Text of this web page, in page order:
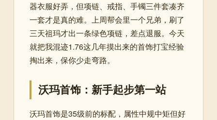
器衣服好弄，但项链、戒指、手镯三件套凑齐
一套才是真的难。上周帮会里一个兄弟，刷了
三天祖玛才出一条绿色项链，差点退服。今天
就把我混迹1.76这几年摸出来的首饰打宝经验
掏出来，保你少走弯路。
沃玛首饰：新手起步第一站
沃玛首饰是35级前的标配，属性中规中矩但好